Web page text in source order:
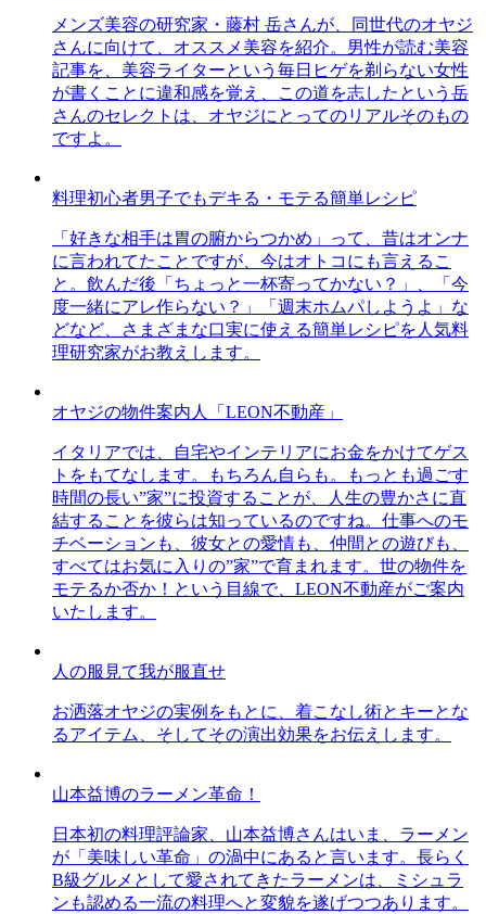
メンズ美容の研究家・藤村 岳さんが、同世代のオヤジ
さんに向けて、オススメ美容を紹介。男性が読む美容
記事を、美容ライターという毎日ヒゲを剃らない女性
が書くことに違和感を覚え、この道を志したという岳
さんのセレクトは、オヤジにとってのリアルそのもの
ですよ。
料理初心者男子でもデキる・モテる簡単レシピ
「好きな相手は胃の腑からつかめ」って、昔はオンナ
に言われてたことですが、今はオトコにも言えるこ
と。飲んだ後「ちょっと一杯寄ってかない？」、「今
度一緒にアレ作らない？」「週末ホムパしようよ」な
どなど、さまざまな口実に使える簡単レシピを人気料
理研究家がお教えします。
オヤジの物件案内人「LEON不動産」
イタリアでは、自宅やインテリアにお金をかけてゲス
トをもてなします。もちろん自らも。もっとも過ごす
時間の長い”家”に投資することが、人生の豊かさに直
結することを彼らは知っているのですね。仕事へのモ
チベーションも、彼女との愛情も、仲間との遊びも、
すべてはお気に入りの”家”で育まれます。世の物件を
モテるか否か！という目線で、LEON不動産がご案内
いたします。
人の服見て我が服直せ
お洒落オヤジの実例をもとに、着こなし術とキーとな
るアイテム、そしてその演出効果をお伝えします。
山本益博のラーメン革命！
日本初の料理評論家、山本益博さんはいま、ラーメン
が「美味しい革命」の渦中にあると言います。長らく
B級グルメとして愛されてきたラーメンは、ミシュラ
ンも認める一流の料理へと変貌を遂げつつあります。